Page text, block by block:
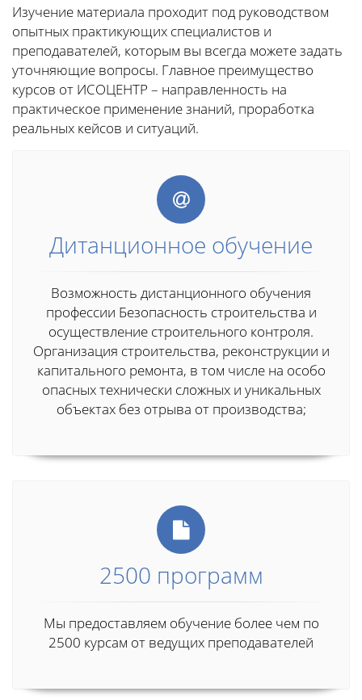
Изучение материала проходит под руководством
опытных практикующих специалистов и
преподавателей, которым вы всегда можете задать
уточняющие вопросы. Главное преимущество
курсов от ИСОЦЕНТР – направленность на
практическое применение знаний, проработка
реальных кейсов и ситуаций.
Дитанционное обучение
Возможность дистанционного обучения
профессии Безопасность строительства и
осуществление строительного контроля.
Организация строительства, реконструкции и
капитального ремонта, в том числе на особо
опасных технически сложных и уникальных
объектах без отрыва от производства;
2500 программ
Мы предоставляем обучение более чем по
2500 курсам от ведущих преподавателей